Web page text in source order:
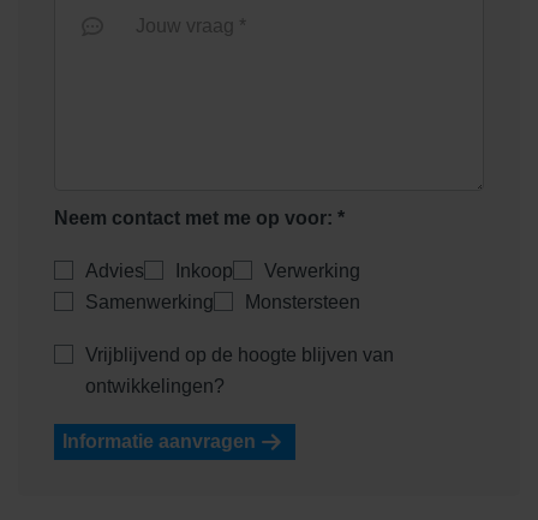
Jouw vraag *
Neem contact met me op voor: *
Advies Inkoop
Verwerking
Samenwerking
Monstersteen
Vrijblijvend op de hoogte blijven van
ontwikkelingen?
Informatie aanvragen